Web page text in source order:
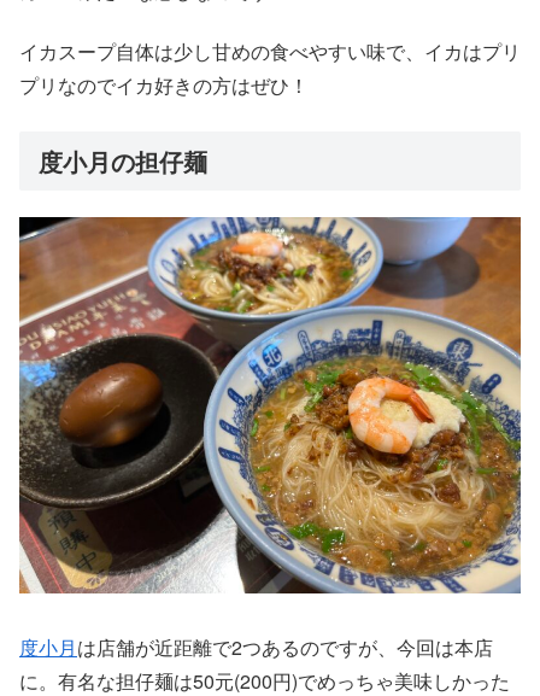
イカスープ自体は少し甘めの食べやすい味で、イカはプリ
プリなのでイカ好きの方はぜひ！
度小月の担仔麺
度小月は店舗が近距離で2つあるのですが、今回は本店
に。有名な担仔麺は50元(200円)でめっちゃ美味しかった